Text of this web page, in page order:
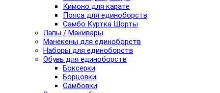
Кимоно для карате
Пояса для единоборств
Самбо Куртка Шорты
Лапы / Макивары
Манекены для единоборств
Наборы для единоборств
Обувь для единоборств
Боксерки
Борцовки
Самбовки